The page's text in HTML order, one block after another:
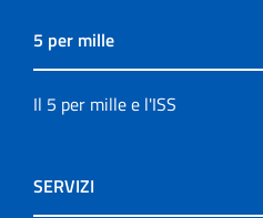
5 per mille
Il 5 per mille e l'ISS
SERVIZI